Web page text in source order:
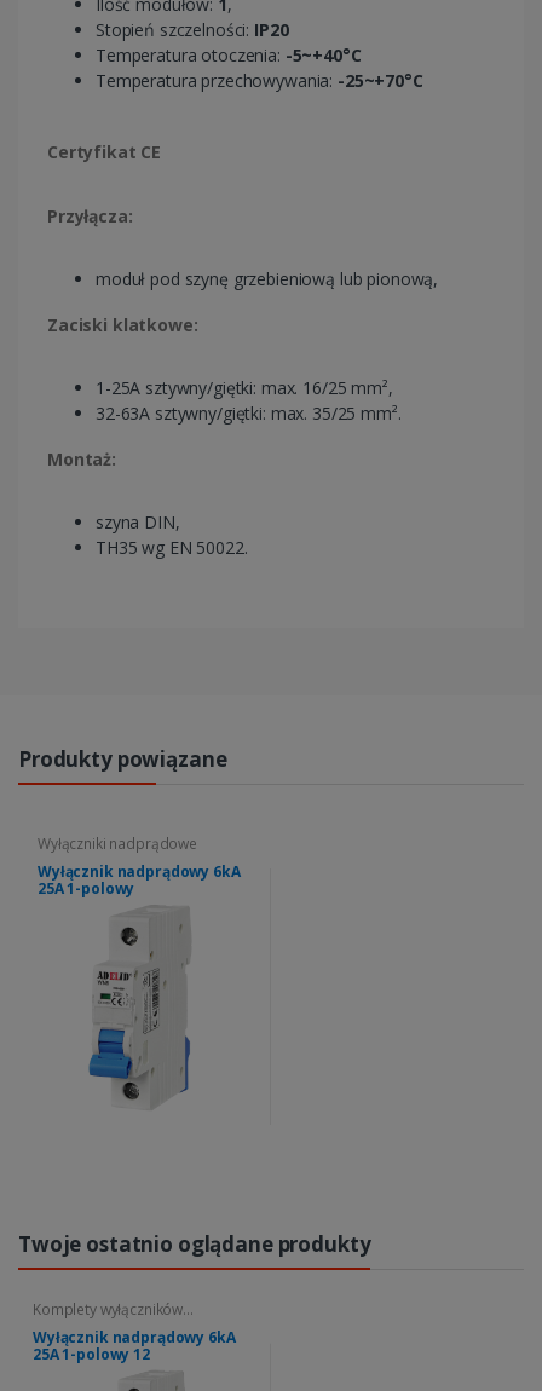
Stopień szczelności: IP20
Temperatura otoczenia: -5~+40°C
Temperatura przechowywania: -25~+70°C
Certyfikat CE
Przyłącza:
moduł pod szynę grzebieniową lub pionową,
Zaciski klatkowe:
1-25A sztywny/giętki: max. 16/25 mm²,
32-63A sztywny/giętki: max. 35/25 mm².
Montaż:
szyna DIN,
TH35 wg EN 50022.
Produkty powiązane
Wyłączniki nadprądowe
Wyłącznik nadprądowy 6kA
25A 1-polowy
Twoje ostatnio oglądane produkty
Komplety wyłączników
nadprądowych
Wyłącznik nadprądowy 6kA
25A 1-polowy 12